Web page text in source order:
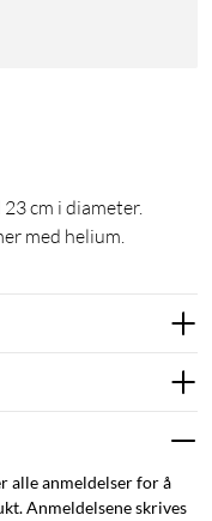
cm i diameter.
med helium.
alle anmeldelser for å
Anmeldelsene skrives